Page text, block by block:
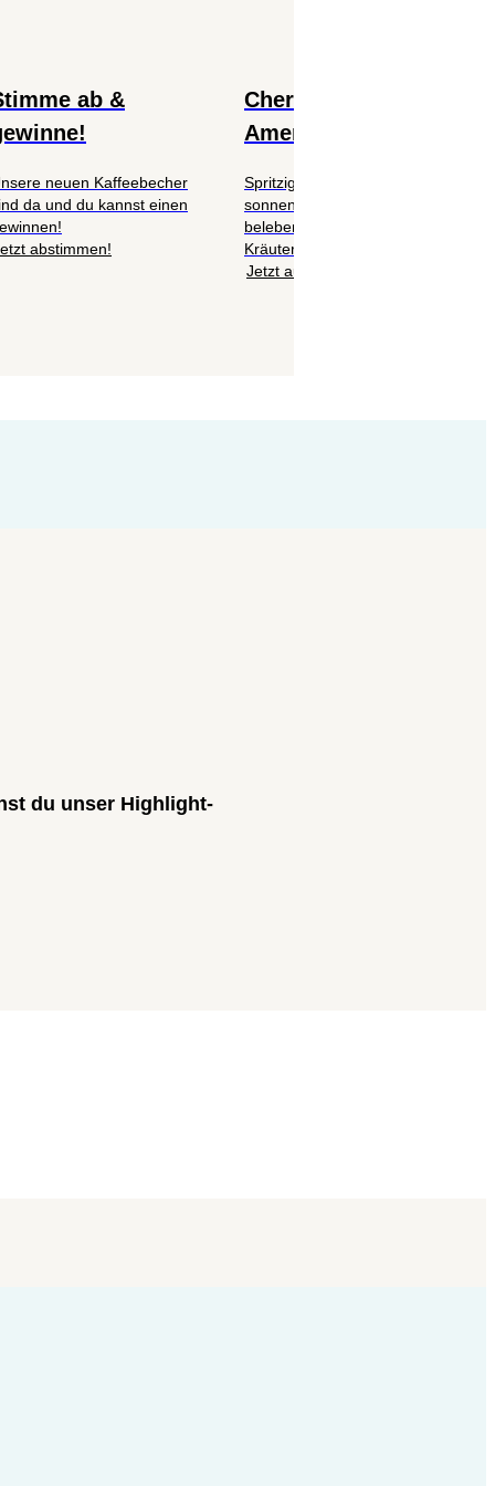
ab &
neuen Kaffeebecher
da und du kannst einen
abstimmen!
Cherry Vanilla
Americano
Spritziger Mocktail trifft auf
sonnengereifte Kirsche,
belebende Zitrone und feine
Kräuternote. 🍒
Jetzt ausprobieren
du unser Highlight-